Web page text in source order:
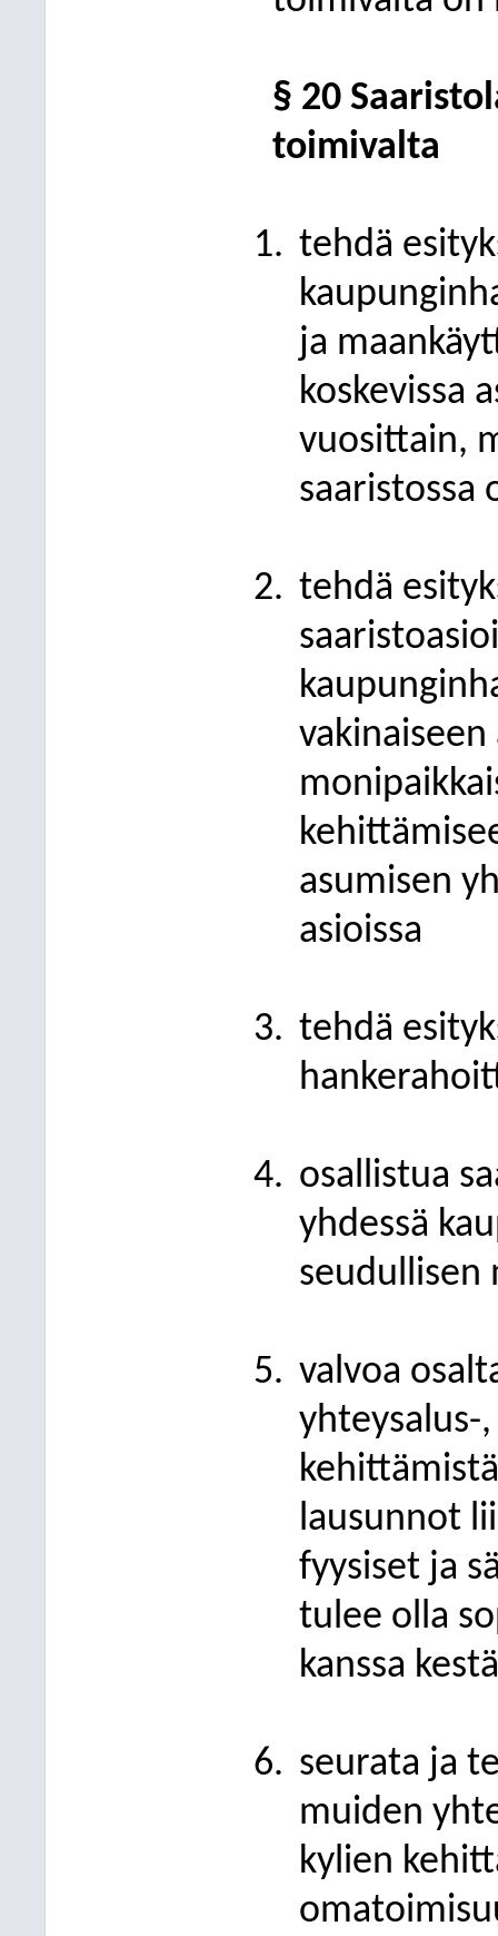
§ 20
toimivalta
tehdä
ja
koskevissa
vuosittain,
tehdä
asumisen
asioissa
tehdä
osallistua
yhdessä
seudullisen
valvoa
yhteysalus-
lausunnot
fyysiset ja
tulee olla
kanssa
seurata ja
muiden
kylien